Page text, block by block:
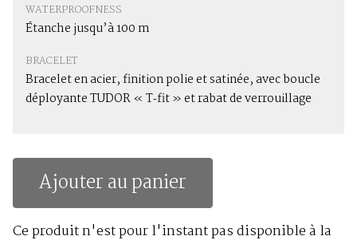
WATERPROOFNESS
Étanche jusqu’à 100 m
BRACELET
Bracelet en acier, finition polie et satinée, avec boucle
déployante TUDOR « T‑fit » et rabat de verrouillage
Ajouter au panier
Ce produit n'est pour l'instant pas disponible à la